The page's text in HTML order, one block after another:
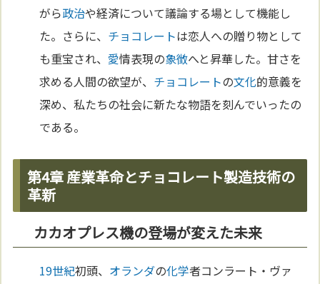
がら政治や経済について議論する場として機能し
た。さらに、 チョコレートは恋人への贈り物として
も重宝され、 愛情表現の象徴へと昇華した。甘さを
求める人間の欲望が、 チョコレートの文化的意義を
深め、私たちの社会に新たな物語を刻んでいったの
である。
第4章 産業革命とチョコレート製造技術の
革新
カカオプレス機の登場が変えた未来
19世紀初頭、 オランダの化学者コンラート・ヴァ